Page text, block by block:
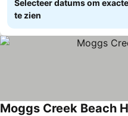
Selecteer datums om
te zien
Moggs Creek Beach